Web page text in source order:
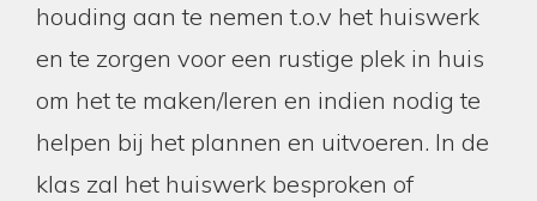
houding aan te nemen t.o.v het huiswerk
en te zorgen voor een rustige plek in huis
om het te maken/leren en indien nodig te
helpen bij het plannen en uitvoeren. In de
klas zal het huiswerk besproken of